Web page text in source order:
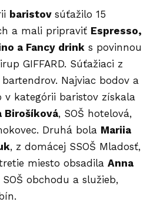
baristov súťažilo 15
a mali pripraviť Espresso,
a Fancy drink s povinnou
GIFFARD. Súťažiaci z
bartendrov. Najviac bodov a
v kategórii baristov získala
Birošíková, SOŠ hotelová,
Druhá bola Mariia
, z domácej SSOŠ Mladosť,
miesto obsadila Anna
SOŠ obchodu a služieb,